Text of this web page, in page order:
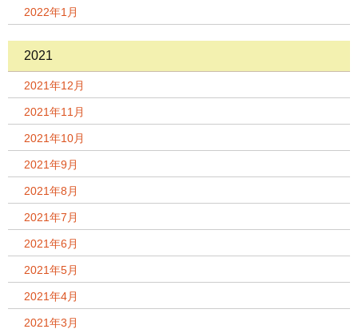
2022年1月
2021
2021年12月
2021年11月
2021年10月
2021年9月
2021年8月
2021年7月
2021年6月
2021年5月
2021年4月
2021年3月